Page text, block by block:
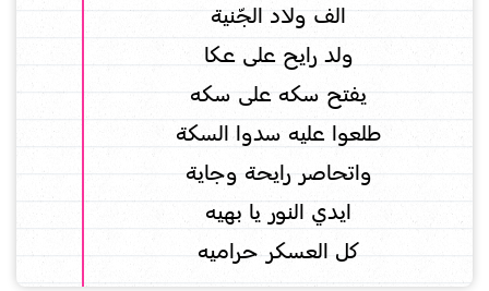
الف ولاد الجّنية
ولد رايح على عكا
يفتح سكه على سكه
طلعوا عليه سدوا السكة
واتحاصر رايحة وجاية
ايدي النور يا بهيه
كل العسكر حراميه